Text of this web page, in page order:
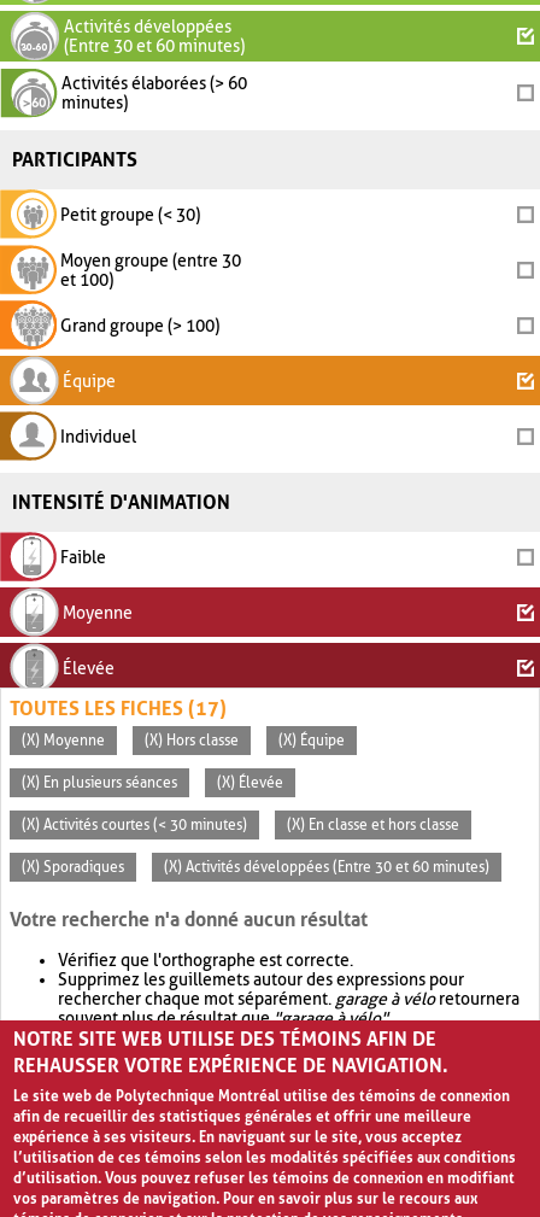
Activités développées
(Entre 30 et 60 minutes)
Activités élaborées (> 60
minutes)
PARTICIPANTS
Petit groupe (< 30)
Moyen groupe (entre 30
et 100)
Grand groupe (> 100)
Équipe
Individuel
INTENSITÉ D'ANIMATION
Faible
Moyenne
Élevée
TOUTES LES FICHES (17)
(X) Moyenne (X) Hors classe (X) Équipe
(X) En plusieurs séances (X) Élevée
(X) Activités courtes (< 30 minutes) (X) En classe et hors classe
(X) Sporadiques (X) Activités développées (Entre 30 et 60 minutes)
Votre recherche n'a donné aucun résultat
Vérifiez que l'orthographe est correcte.
Supprimez les guillemets autour des expressions pour
rechercher chaque mot séparément. garage à véloretournera
souvent plus de résultat que"garage à vélo".
Envisagez d'élargir votre recherche avec OR.garage OR vélo
retournera souvent plus de résultat quegarage à vélo
NOTRE SITE WEB UTILISE DES TÉMOINS AFIN DE
REHAUSSER VOTRE EXPÉRIENCE DE NAVIGATION.
Le site web de Polytechnique Montréal utilise des témoins de connexion
afin de recueillir des statistiques générales et offrir une meilleure
expérience à ses visiteurs. En naviguant sur le site, vous acceptez
l’utilisation de ces témoins selon les modalités spécifiées aux conditions
d’utilisation. Vous pouvez refuser les témoins de connexion en modifiant
vos paramètres de navigation. Pour en savoir plus sur le recours aux